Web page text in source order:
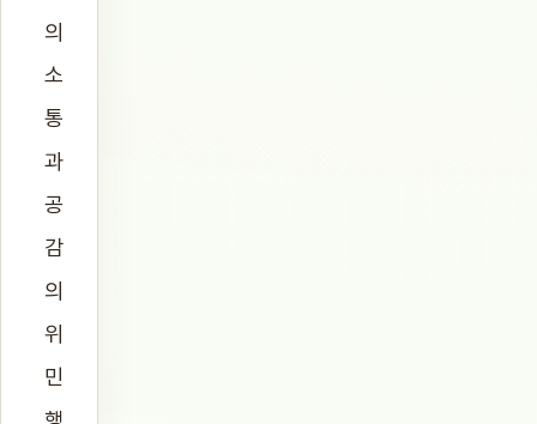
의
소
통
과
공
감
의
위
민